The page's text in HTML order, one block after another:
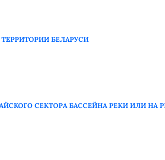
БЕЛАРУСИ
СЕКТОРА БАССЕЙНА РЕКИ ИЛИ НА